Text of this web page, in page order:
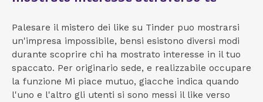
Palesare il mistero dei like su Tinder puo mostrarsi
un'impresa impossibile, bensi esistono diversi modi
durante scoprire chi ha mostrato interesse in il tuo
spaccato. Per originario sede, e realizzabile occupare
la funzione Mi piace mutuo, giacche indica quando
l'uno e l'altro gli utenti si sono messi il like verso